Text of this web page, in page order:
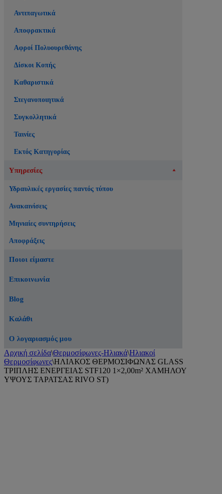
Αντιπαγωτικά
Αποφρακτικά
Αφροί Πολυουρεθάνης
Δίσκοι Κοπής
Καθαριστικά
Στεγανοποιητικά
Συγκολλητικά
Ταινίες
Εκτός Κατηγορίας
Υπηρεσίες
Υδραυλικές εργασίες παντός τύπου
Ανακαινίσεις
Μηνιαίες συντηρήσεις
Αποφράξεις
Ποιοι είμαστε
Επικοινωνία
Blog
Καλάθι
Ο λογαριασμός μου
Αρχική σελίδα\Θερμοσίφωνες-Ηλιακά\Ηλιακοί
Θερμοσίφωνες\ΗΛΙΑΚΟΣ ΘΕΡΜΟΣΙΦΩΝΑΣ GLASS
ΤΡΙΠΛΗΣ ΕΝΕΡΓΕΙΑΣ STF120 1×2,00m² ΧΑΜΗΛΟΥ
ΥΨΟΥΣ ΤΑΡΑΤΣΑΣ RIVO ST)